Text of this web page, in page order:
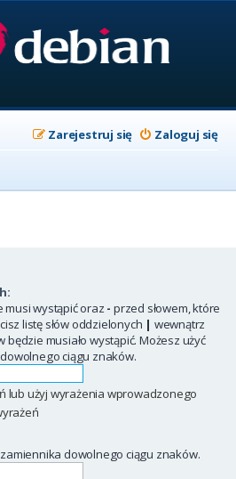
Zaloguj się
Zarejestruj się
musi wystąpić oraz - przed słowem, które
listę słów oddzielonych | wewnątrz
będzie musiało wystąpić. Możesz użyć
ciągu znaków.
lub użyj wyrażenia wprowadzonego
dowolnego ciągu znaków.